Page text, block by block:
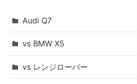
Audi Q7
vs BMW X5
vs レンジローバー